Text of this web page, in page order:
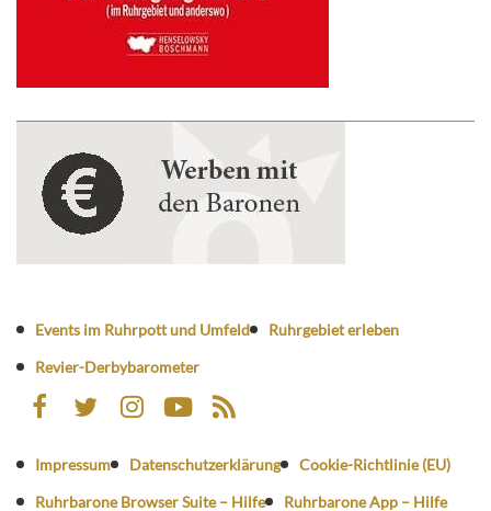
Events im Ruhrpott und Umfeld
Ruhrgebiet erleben
Revier-Derbybarometer
Impressum Datenschutzerklärung
Cookie-Richtlinie (EU)
Ruhrbarone Browser Suite – Hilfe
Ruhrbarone App – Hilfe